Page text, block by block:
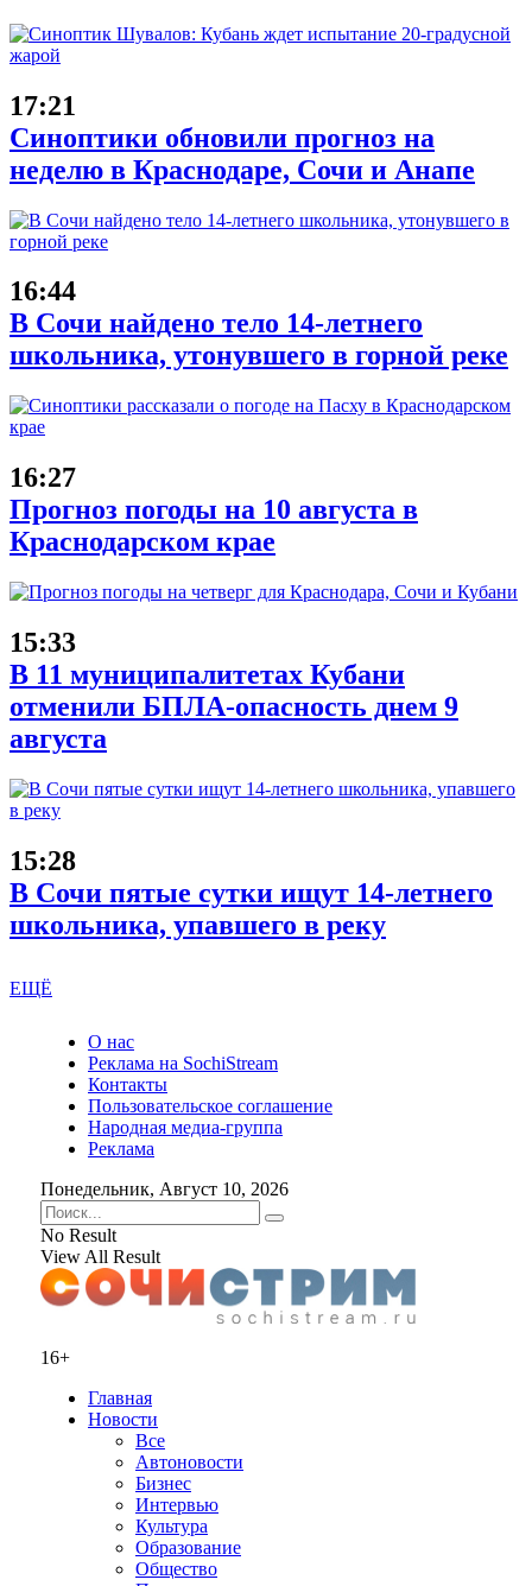
17:21
Синоптики обновили прогноз на
неделю в Краснодаре, Сочи и Анапе
16:44
В Сочи найдено тело 14-летнего
школьника, утонувшего в горной реке
16:27
Прогноз погоды на 10 августа в
Краснодарском крае
15:33
В 11 муниципалитетах Кубани
отменили БПЛА-опасность днем 9
августа
15:28
В Сочи пятые сутки ищут 14-летнего
школьника, упавшего в реку
ЕЩЁ
О нас
Реклама на SochiStream
Контакты
Пользовательское соглашение
Народная медиа-группа
Реклама
Понедельник, Август 10, 2026
No Result
View All Result
16+
Главная
Новости
Все
Автоновости
Бизнес
Интервью
Культура
Образование
Общество